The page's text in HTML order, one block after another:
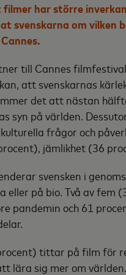
har större
svenskarna om vilken
till Cannes
att svenskarnas
det att nästan
syn på världen.
frågor och
jämlikhet (36
svensken i
eller på bio. Två av
pandemin och 61
tittar på film för
lära sig mer om